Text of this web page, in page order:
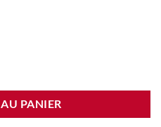
PANIER